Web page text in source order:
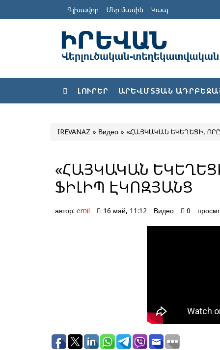
Գլխավոր Մեր մասին Կապ
ԼՈՒՐԵՐ ԱՐԵՎՄՏՅԱՆ
IREVANAZ » Видео » «ՀԱՅԿԱԿԱՆ ԵԿԵՂԵՑԻ,
«ՀԱՅԿԱԿԱՆ
ՖԻԼԻՊ ԷԿՈԶՅԱՆՑ
автор: emil 16 май, 11:12 Видео 0